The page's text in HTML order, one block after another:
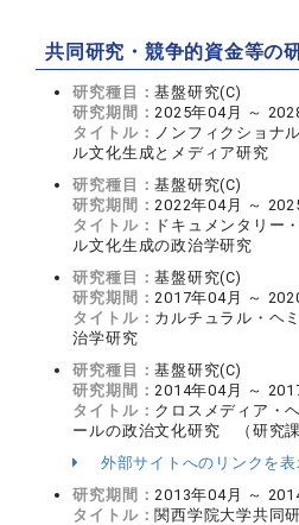
共同研究・競争的資金等の
研究種目：基盤研究(C)
研究期間： 2025年04月 ～
タイトル： ノンフィクショナ
ル文化生成とメディア研究
研究種目：基盤研究(C)
研究期間： 2022年04月 ～
タイトル： ドキュメンタリー
ル文化生成の政治学研究
研究種目：基盤研究(C)
研究期間： 2017年04月 ～
タイトル： カルチュラル・ヘ
治学研究
研究種目：基盤研究(C)
研究期間： 2014年04月 ～
タイトル： クロスメディア・
ールの政治文化研究 （研究課
外部サイトへのリンクを表
研究期間： 2013年04月 ～
タイトル： 関西学院大学共同